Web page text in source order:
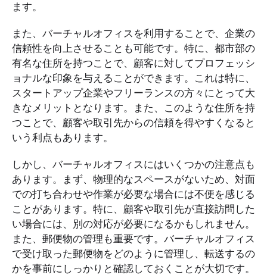
ます。
また、バーチャルオフィスを利用することで、企業の
信頼性を向上させることも可能です。特に、都市部の
有名な住所を持つことで、顧客に対してプロフェッシ
ョナルな印象を与えることができます。これは特に、
スタートアップ企業やフリーランスの方々にとって大
きなメリットとなります。また、このような住所を持
つことで、顧客や取引先からの信頼を得やすくなると
いう利点もあります。
しかし、バーチャルオフィスにはいくつかの注意点も
あります。まず、物理的なスペースがないため、対面
での打ち合わせや作業が必要な場合には不便を感じる
ことがあります。特に、顧客や取引先が直接訪問した
い場合には、別の対応が必要になるかもしれません。
また、郵便物の管理も重要です。バーチャルオフィス
で受け取った郵便物をどのように管理し、転送するの
かを事前にしっかりと確認しておくことが大切です。